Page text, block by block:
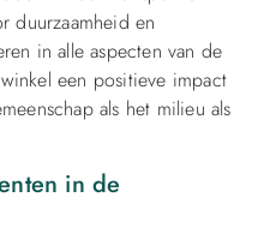
duurzaamheid en
in alle aspecten van de
een positieve impact
als het milieu als
in de